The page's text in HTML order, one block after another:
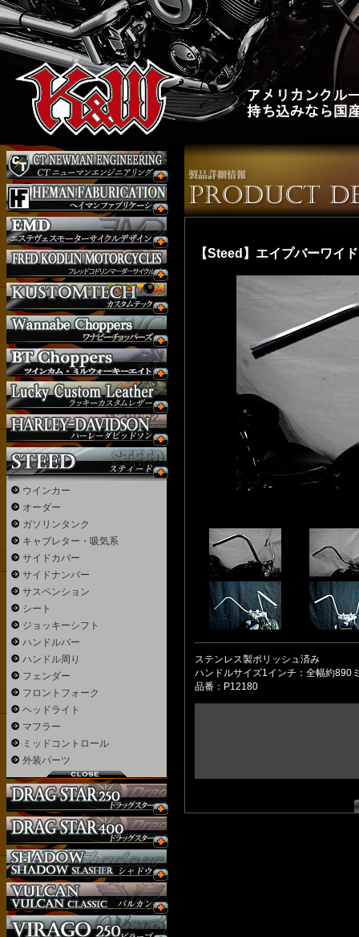
【Steed】エイプバーワイド
ステンレス製ポリッシュ済み
ハンドルサイズ1インチ：全幅約890
品番：P12180
ウインカー
オーダー
ガソリンタンク
キャブレター・吸気系
サイドカバー
サイドナンバー
サスペンション
シート
ジョッキーシフト
ハンドルバー
ハンドル周り
フェンダー
フロントフォーク
ヘッドライト
マフラー
ミッドコントロール
外装パーツ